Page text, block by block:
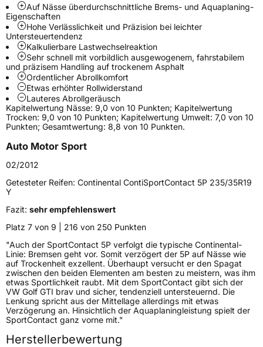
FahrzeugtypPKW
VerwendungSommerreifen
ModellnameContiSportContact 5P
FahrzeugartPKW & SUV
Weitere Eigenschaften
SchlauchtypTL
ZustandNeureifen
Empfohlen für AudiAO
EU Label
Effizienz D
NasshaftungA
Rollgeräusch (Klasse) B
Auf Nässe überdurchschnittliche Brems- und Aquaplaning-
Eigenschaften
Hohe Verlässlichkeit und Präzision bei leichter
Untersteuertendenz
Kalkulierbare Lastwechselreaktion
Sehr schnell mit vorbildlich ausgewogenem, fahrstabilem
und präzisem Handling auf trockenem Asphalt
Ordentlicher Abrollkomfort
Etwas erhöhter Rollwiderstand
Lauteres Abrollgeräusch
Kapitelwertung Nässe: 9,0 von 10 Punkten; Kapitelwertung
Trocken: 9,0 von 10 Punkten; Kapitelwertung Umwelt: 7,0 von 10
Punkten; Gesamtwertung: 8,8 von 10 Punkten.
Auto Motor Sport
02/2012
Getesteter Reifen: Continental ContiSportContact 5P 235/35R19
Y
Fazit: sehr empfehlenswert
Platz 7 von 9 | 216 von 250 Punkten
"Auch der SportContact 5P verfolgt die typische Continental-
Linie: Bremsen geht vor. Somit verzögert der 5P auf Nässe wie
auf Trockenheit exzellent. Überhaupt versucht er den Spagat
zwischen den beiden Elementen am besten zu meistern, was ihm
etwas Sportlichkeit raubt. Mit dem SportContact gibt sich der
VW Golf GTI brav und sicher, tendenziell untersteuernd. Die
Lenkung spricht aus der Mittellage allerdings mit etwas
Verzögerung an. Hinsichtlich der Aquaplaningleistung spielt der
SportContact ganz vorne mit."
Herstellerbewertung